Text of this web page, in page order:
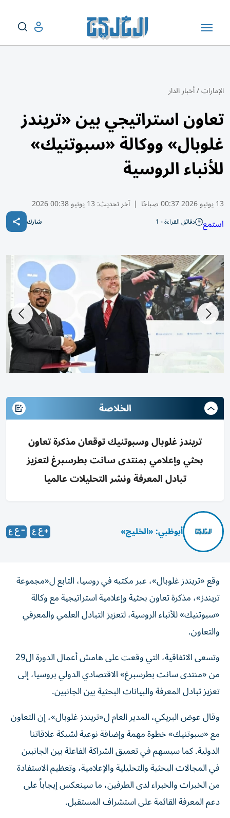
الإمارات/أخبار الدار
تعاون استراتيجي بين «تريندز
غلوبال» ووكالة «سبوتنيك»
للأنباء الروسية
13 يونيو 2026 00:37 صباحًا | آخر تحديث: 13 يونيو 00:38 2026
استمع دقائق القراءة - 1 شارك
الخلاصة
تريندز غلوبال وسبوتنيك توقعان مذكرة تعاون
بحثي وإعلامي بمنتدى سانت بطرسبرغ لتعزيز
تبادل المعرفة ونشر التحليلات عالميا
أبوظبي: «الخليج»
وقع «تريندز غلوبال»، عبر مكتبه في روسيا، التابع ل«مجموعة
تريندز»، مذكرة تعاون بحثية وإعلامية استراتيجية مع وكالة
«سبوتنيك» للأنباء الروسية، لتعزيز التبادل العلمي والمعرفي
والتعاون.
وتسعى الاتفاقية، التي وقعت على هامش أعمال الدورة ال29
من «منتدى سانت بطرسبرغ» الاقتصادي الدولي بروسيا، إلى
تعزيز تبادل المعرفة والبيانات البحثية بين الجانبين.
وقال عوض البريكي، المدير العام ل«تريندز غلوبال»، إن التعاون
مع «سبوتنيك» خطوة مهمة وإضافة نوعية لشبكة علاقاتنا
الدولية. كما سيسهم في تعميق الشراكة الفاعلة بين الجانبين
في المجالات البحثية والتحليلية والإعلامية، وتعظيم الاستفادة
من الخبرات والخبراء لدى الطرفين، ما سينعكس إيجاباً على
دعم المعرفة القائمة على استشراف المستقبل.